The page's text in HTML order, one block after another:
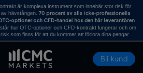
är komplexa instrument som innebär stor risk för
hävstången. 70 procent av alla icke-professionella
optioner och CFD-handel hos den här leverantören.
hur OTC-optioner och CFD-kontrakt fungerar och om
som finns för att du kommer att förlora dina pengar.
Bli kund